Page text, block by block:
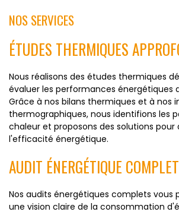
NOS SERVICES
ÉTUDES THERMIQUES
Nous réalisons des études thermiques
évaluer les performances énergétiques
Grâce à nos bilans thermiques et à nos
thermographiques, nous identifions les
chaleur et proposons des solutions pour
l'efficacité énergétique.
AUDIT ÉNERGÉTIQUE COMPLET
Nos audits énergétiques complets
une vision claire de la consommation